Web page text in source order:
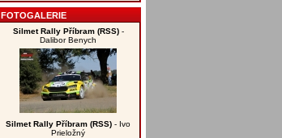
FOTOGALERIE
Silmet Rally Příbram (RSS)-
Dalibor Benych
Silmet Rally Příbram (RSS) - Ivo
Prieložný